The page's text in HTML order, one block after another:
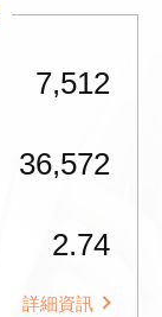
7,512
36,572
2.74
詳細資訊